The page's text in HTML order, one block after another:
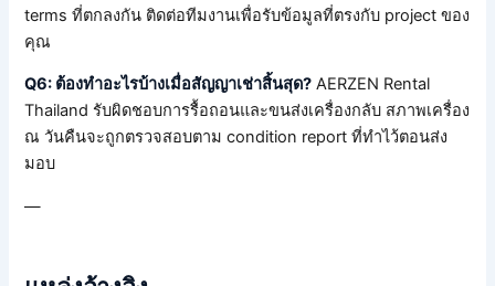
terms ที่ตกลงกัน ติดต่อทีมงานเพื่อรับข้อมูลที่ตรงกับ project ของ
คุณ
Q6: ต้องทำอะไรบ้างเมื่อสัญญาเช่าสิ้นสุด? AERZEN Rental
Thailand รับผิดชอบการรื้อถอนและขนส่งเครื่องกลับ สภาพเครื่อง
ณ วันคืนจะถูกตรวจสอบตาม condition report ที่ทำไว้ตอนส่ง
มอบ
—